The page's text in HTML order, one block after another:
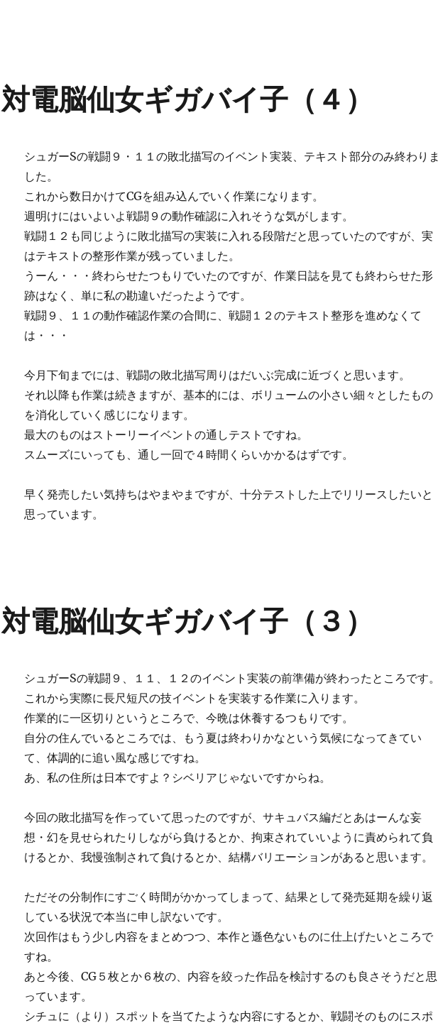
電脳仙女ギガバイ子（４）
シュガーSの戦闘９・１１の敗北描写のイベント実装、テキスト部分のみ終わりま
した。
これから数日かけてCGを組み込んでいく作業になります。
週明けにはいよいよ戦闘９の動作確認に入れそうな気がします。
戦闘１２も同じように敗北描写の実装に入れる段階だと思っていたのですが、実
はテキストの整形作業が残っていました。
うーん・・・終わらせたつもりでいたのですが、作業日誌を見ても終わらせた形
跡はなく、単に私の勘違いだったようです。
戦闘９、１１の動作確認作業の合間に、戦闘１２のテキスト整形を進めなくて
は・・・
今月下旬までには、戦闘の敗北描写周りはだいぶ完成に近づくと思います。
それ以降も作業は続きますが、基本的には、ボリュームの小さい細々としたもの
を消化していく感じになります。
最大のものはストーリーイベントの通しテストですね。
スムーズにいっても、通し一回で４時間くらいかかるはずです。
早く発売したい気持ちはやまやまですが、十分テストした上でリリースしたいと
思っています。
電脳仙女ギガバイ子（３）
シュガーSの戦闘９、１１、１２のイベント実装の前準備が終わったところです。
これから実際に長尺短尺の技イベントを実装する作業に入ります。
作業的に一区切りというところで、今晩は休養するつもりです。
自分の住んでいるところでは、もう夏は終わりかなという気候になってきてい
て、体調的に追い風な感じですね。
あ、私の住所は日本ですよ？シベリアじゃないですからね。
今回の敗北描写を作っていて思ったのですが、サキュバス編だとあはーんな妄
想・幻を見せられたりしながら負けるとか、拘束されていいように責められて負
けるとか、我慢強制されて負けるとか、結構バリエーションがあると思います。
ただその分制作にすごく時間がかかってしまって、結果として発売延期を繰り返
している状況で本当に申し訳ないです。
次回作はもう少し内容をまとめつつ、本作と遜色ないものに仕上げたいところで
すね。
あと今後、CG５枚とか６枚の、内容を絞った作品を検討するのも良さそうだと思
っています。
シチュに（より）スポットを当てたような内容にするとか、戦闘そのものにスポ